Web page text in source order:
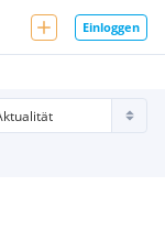
Einloggen